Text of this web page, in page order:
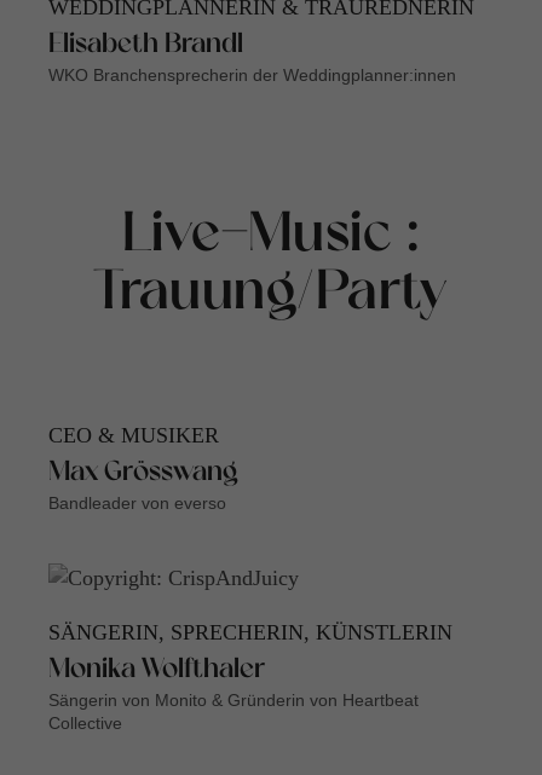
WEDDINGPLANNERIN & TRAUREDNERIN
Elisabeth Brandl
WKO Branchensprecherin der Weddingplanner:innen
Live-Music :
Trauung/Party
CEO & MUSIKER
Max Grösswang
Bandleader von everso
SÄNGERIN, SPRECHERIN, KÜNSTLERIN
Monika Wolfthaler
Sängerin von Monito & Gründerin von Heartbeat
Collective